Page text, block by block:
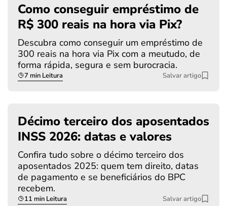
Como conseguir empréstimo de
R$ 300 reais na hora via Pix?
Descubra como conseguir um empréstimo de
300 reais na hora via Pix com a meutudo, de
forma rápida, segura e sem burocracia.
7 min Leitura Salvar artigo
Décimo terceiro dos aposentados
INSS 2026: datas e valores
Confira tudo sobre o décimo terceiro dos
aposentados 2025: quem tem direito, datas
de pagamento e se beneficiários do BPC
recebem.
11 min Leitura Salvar artigo